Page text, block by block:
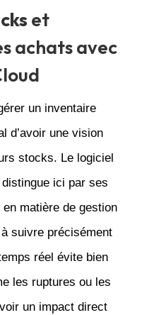
et
achats avec
un inventaire
d’avoir une vision
stocks. Le logiciel
ici par ses
matière de gestion
suivre précisément
réel évite bien
les ruptures ou les
un impact direct